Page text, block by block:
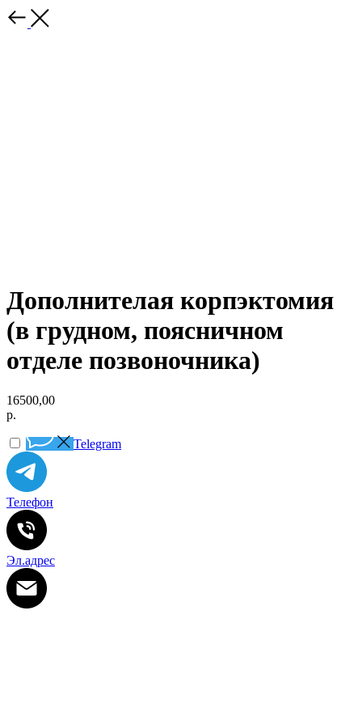
Дополнителая корпэктомия
(в грудном, поясничном
отделе позвоночника)
16500,00
р.
Telegram
Телефон
Эл.адрес